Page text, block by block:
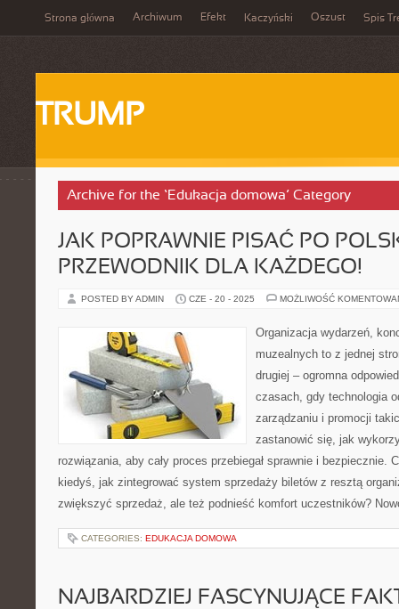
Strona główna Archiwum Efekt Kaczyński Oszust Spis
TRUMP
Archive for the ‘Edukacja domowa’ Category
JAK POPRAWNIE PISAĆ PO
PRZEWODNIK DLA KAŻDEGO!
POSTED BY ADMIN CZE - 20 - 2025 MOŻLIWOŚĆ
Organizacja wydarzeń,
muzealnych to z jednej
drugiej – ogromna
czasach, gdy technologia
zarządzaniu i promocji
zastanowić się, jak
rozwiązania, aby cały proces przebiegał sprawnie i bezpiecznie.
kiedyś, jak zintegrować system sprzedaży biletów z resztą
zwiększyć sprzedaż, ale też podnieść komfort uczestników?
CATEGORIES: EDUKACJA DOMOWA
NAJBARDZIEJ FASCYNUJĄCE